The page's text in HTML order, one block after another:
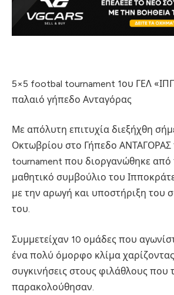
5×5 footbal tournament 1ου ΓΕΛ
παλαιό γήπεδο Ανταγόρας
Με απόλυτη επιτυχία διεξήχθη
Οκτωβρίου στο Γήπεδο ΑΝΤΑΓΟΡΑΣ
tournament που διοργανώθηκε από
μαθητικό συμβούλιο του
με την αρωγή και υποστήριξη του
του.
Συμμετείχαν 10 ομάδες που
ένα πολύ όμορφο κλίμα
συγκινήσεις στους φιλάθλους που
παρακολούθησαν.